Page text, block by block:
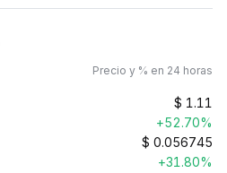
Precio y % en 24 horas
$ 1.11
+52.70%
$ 0.056745
+31.80%